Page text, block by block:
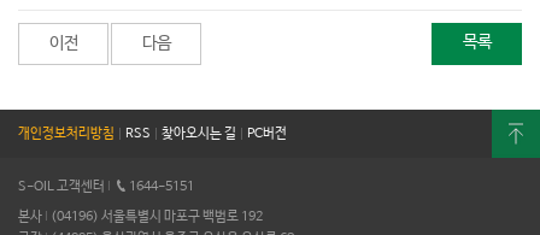
이전 다음 목록
개인정보처리방침 RSS 찾아오시는 길 PC버전
S-OIL 고객센터 1644-5151
본사
(04196) 서울특별시 마포구 백범로 192